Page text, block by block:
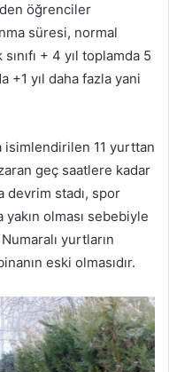
öğrenciler
süresi, normal
+ 4 yıl toplamda 5
+1 yıl daha fazla yani
isimlendirilen 11 yurttan
geç saatlere kadar
devrim stadı, spor
yakın olması sebebiyle
yurtların
eski olmasıdır.